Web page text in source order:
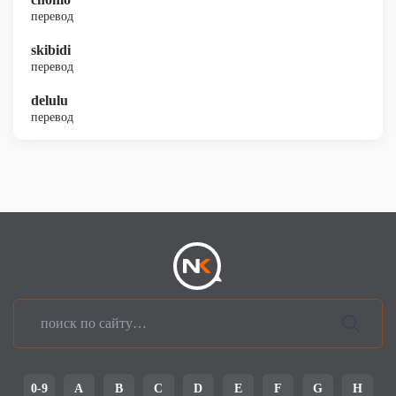
перевод
skibidi
перевод
delulu
перевод
0-9 A B C D E F G H